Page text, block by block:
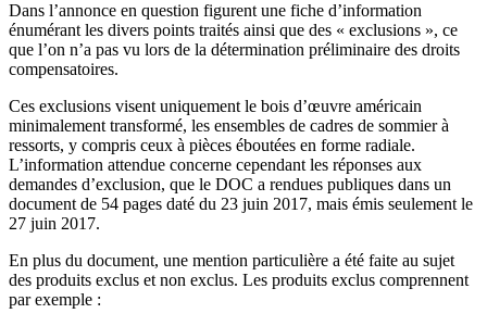
Dans l’annonce en question figurent une fiche d’information
énumérant les divers points traités ainsi que des « exclusions », ce
que l’on n’a pas vu lors de la détermination préliminaire des droits
compensatoires.
Ces exclusions visent uniquement le bois d’œuvre américain
minimalement transformé, les ensembles de cadres de sommier à
ressorts, y compris ceux à pièces éboutées en forme radiale.
L’information attendue concerne cependant les réponses aux
demandes d’exclusion, que le DOC a rendues publiques dans un
document de 54 pages daté du 23 juin 2017, mais émis seulement le
27 juin 2017.
En plus du document, une mention particulière a été faite au sujet
des produits exclus et non exclus. Les produits exclus comprennent
par exemple :